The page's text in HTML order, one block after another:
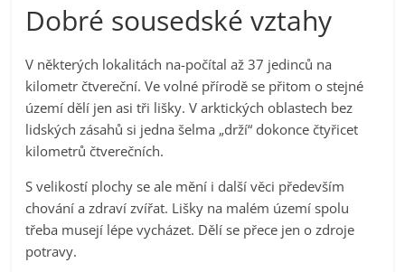
Dobré sousedské vztahy
V některých lokalitách na-počítal až 37 jedinců na
kilometr čtvereční. Ve volné přírodě se přitom o stejné
území dělí jen asi tři lišky. V arktických oblastech bez
lidských zásahů si jedna šelma „drží“ dokonce čtyřicet
kilometrů čtverečních.
S velikostí plochy se ale mění i další věci především
chování a zdraví zvířat. Lišky na malém území spolu
třeba musejí lépe vycházet. Dělí se přece jen o zdroje
potravy.